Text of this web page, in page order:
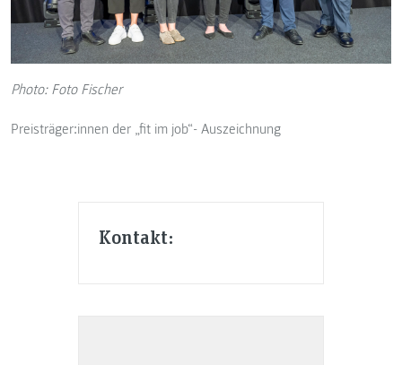
Kontakt:
Photo: Foto Fischer
Preisträger:innen der „fit im job“- Auszeichnung